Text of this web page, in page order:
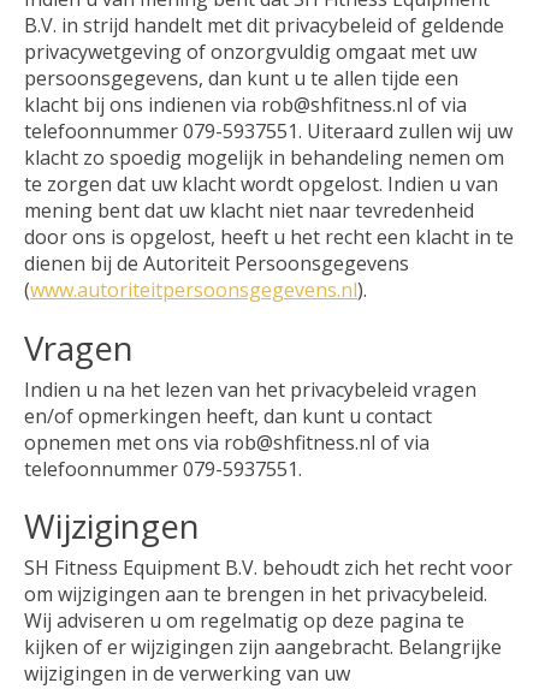
B.V. in strijd handelt met dit privacybeleid of geldende
privacywetgeving of onzorgvuldig omgaat met uw
persoonsgegevens, dan kunt u te allen tijde een
klacht bij ons indienen via rob@shfitness.nl of via
telefoonnummer 079-5937551. Uiteraard zullen wij uw
klacht zo spoedig mogelijk in behandeling nemen om
te zorgen dat uw klacht wordt opgelost. Indien u van
mening bent dat uw klacht niet naar tevredenheid
door ons is opgelost, heeft u het recht een klacht in te
dienen bij de Autoriteit Persoonsgegevens
(www.autoriteitpersoonsgegevens.nl).
Vragen
Indien u na het lezen van het privacybeleid vragen
en/of opmerkingen heeft, dan kunt u contact
opnemen met ons via rob@shfitness.nl of via
telefoonnummer 079-5937551.
Wijzigingen
SH Fitness Equipment B.V. behoudt zich het recht voor
om wijzigingen aan te brengen in het privacybeleid.
Wij adviseren u om regelmatig op deze pagina te
kijken of er wijzigingen zijn aangebracht. Belangrijke
wijzigingen in de verwerking van uw